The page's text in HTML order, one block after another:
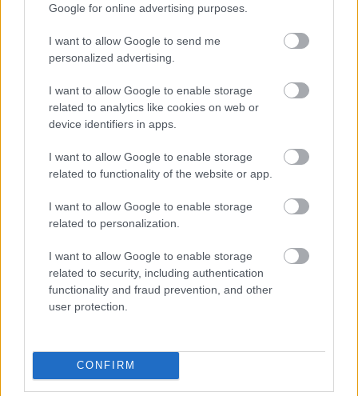
Google for online advertising purposes.
I want to allow Google to send me
personalized advertising.
I want to allow Google to enable storage
related to analytics like cookies on web or
device identifiers in apps.
I want to allow Google to enable storage
related to functionality of the website or app.
I want to allow Google to enable storage
related to personalization.
I want to allow Google to enable storage
related to security, including authentication
functionality and fraud prevention, and other
user protection.
CONFIRM
Küldés